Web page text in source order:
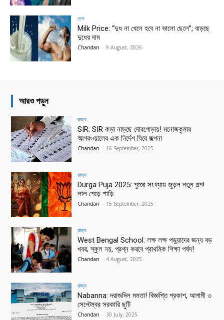
দেশ
Milk Price: “দুধ না খেলে হবে না ভালো ছেলে”; বাড়ছে
দুধের দাম
Chandan - 9 August, 2026
আরও পড়ুন
রাজ্য
SIR: SIR কড়া নাড়ছে দোরগোড়ায়! মনোজকুমার
আগরওয়ালের এক নির্দেশ ঘিরে জল্পনা
Chandan - 16 September, 2025
রাজ্য
Durga Puja 2025: পুজো সংখ্যায় জুড়ল নতুন গল্প!
লাল পেড়ে শাড়ি
Chandan - 15 September, 2025
রাজ্য
West Bengal School: লক্ষ লক্ষ পড়ুয়াদের জন্য বড়
খবর; স্কুল নয়, প্রশ্ন করবে প্রাথমিক শিক্ষা পর্ষদ!
Chandan - 4 August, 2025
রাজ্য
Nabanna: দরাজদিল মমতা! বিজ্ঞপ্তি প্রকাশ, আগামী ৩
সেপ্টেম্বর সরকারি ছুটি
Chandan - 30 July, 2025